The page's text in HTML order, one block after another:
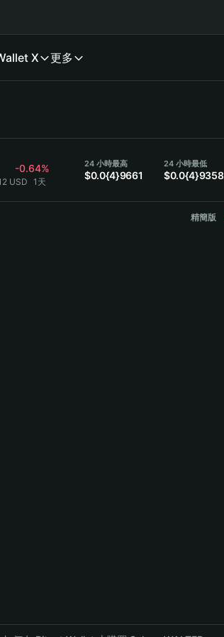
X 更多
-0.64%
USD 1天
24 小時最高
$0.0{4}9661
24 小時最低
$0.0{4}9358
精簡版